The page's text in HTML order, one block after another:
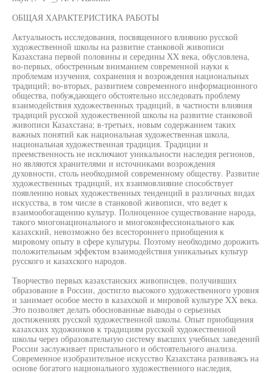
ОБЩАЯ ХАРАКТЕРИСТИКА РАБОТЫ
Актуальность исследования, посвященного влиянию русской
художественной школы на развитие станковой живописи
Казахстана первой половины и середины XX века, обусловлена,
во-первых, обостренным вниманием современной науки к
проблемам изучения, сохранения и возрождения национальных
традиций; во-вторых, развитием современного информационного
общества, побуждающего обстоятельно исследовать проблему
взаимодействия художественных традиций, в частности влияния
традиций русской художественной школы на развитие станковой
живописи Казахстана; в-третьих, новым содержанием таких
важных понятий как национальная художественная школа,
национальная художественная традиция. Традиции и
преемственность не исключают уникальности наследия регионов,
но являются хранителями и источниками возрождения
духовности, столь необходимой современному обществу. Развитие
художественных традиций, их взаимовлияние способствует
появлению новых художественных тенденций в различных видах
искусства, в том числе в станковой живописи, что ведет к
взаимообогащению культур. Полноценное существование народа,
такого многонационального и многоконфессионального как
казахский, невозможно без всестороннего приобщения к
мировому опыту в сфере культуры. Поэтому необходимо дорожить
положительным эффектом взаимодействия уникальных культур
русского и казахского народов.
Творчество первых казахстанских живописцев, получивших
образование в России, достигло высокого художественного уровня
и занимает особое место в казахской и мировой культуре XX века.
Это позволяет делать обоснованные выводы о серьезных
достижениях русской художественной школы. Опыт приобщения
казахских художников к традициям русской художественной
школы через образовательную систему высших учебных заведений
России заслуживает пристального и обстоятельного анализа.
Современное изобразительное искусство Казахстана развиваясь на
основе богатого национального художественного наследия,